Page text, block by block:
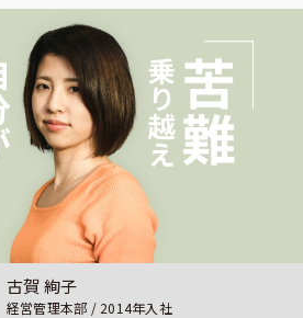
古賀 絢子
経営管理本部 / 2014年入社